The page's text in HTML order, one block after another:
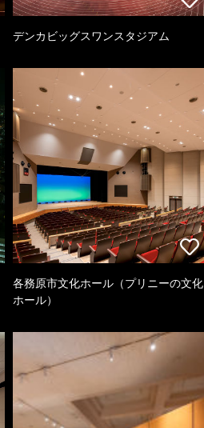
デンカビッグスワンスタジアム
各務原市文化ホール（プリニーの文化
ホール）